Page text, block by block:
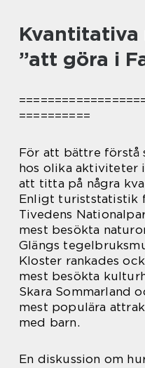
Kvantitativa
”att göra i
==========
För att bättre förstå
hos olika aktiviteter
att titta på några
Enligt turiststatistik
Tivedens
mest besökta
Glängs
Kloster rankades
mest besökta
Skara Sommarland
mest populära
med barn.
En diskussion om